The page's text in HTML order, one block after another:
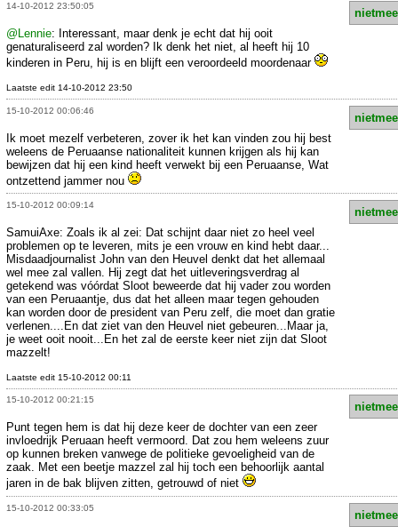
14-10-2012 23:50:05
@Lennie: Interessant, maar denk je echt dat hij ooit
genaturaliseerd zal worden? Ik denk het niet, al heeft hij 10
kinderen in Peru, hij is en blijft een veroordeeld moordenaar
Laatste edit 14-10-2012 23:50
15-10-2012 00:06:46
Ik moet mezelf verbeteren, zover ik het kan vinden zou hij best
weleens de Peruaanse nationaliteit kunnen krijgen als hij kan
bewijzen dat hij een kind heeft verwekt bij een Peruaanse, Wat
ontzettend jammer nou
15-10-2012 00:09:14
SamuiAxe: Zoals ik al zei: Dat schijnt daar niet zo heel veel
problemen op te leveren, mits je een vrouw en kind hebt daar...
Misdaadjournalist John van den Heuvel denkt dat het allemaal
wel mee zal vallen. Hij zegt dat het uitleveringsverdrag al
getekend was vóórdat Sloot beweerde dat hij vader zou worden
van een Peruaantje, dus dat het alleen maar tegen gehouden
kan worden door de president van Peru zelf, die moet dan gratie
verlenen....En dat ziet van den Heuvel niet gebeuren...Maar ja,
je weet ooit nooit...En het zal de eerste keer niet zijn dat Sloot
mazzelt!
Laatste edit 15-10-2012 00:11
15-10-2012 00:21:15
Punt tegen hem is dat hij deze keer de dochter van een zeer
invloedrijk Peruaan heeft vermoord. Dat zou hem weleens zuur
op kunnen breken vanwege de politieke gevoeligheid van de
zaak. Met een beetje mazzel zal hij toch een behoorlijk aantal
jaren in de bak blijven zitten, getrouwd of niet
15-10-2012 00:33:05